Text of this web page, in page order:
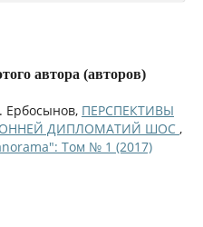
автора (авторов)
Ербосынов, ПЕРСПЕКТИВЫ
ДИПЛОМАТИЙ ШОС ,
Том № 1 (2017)